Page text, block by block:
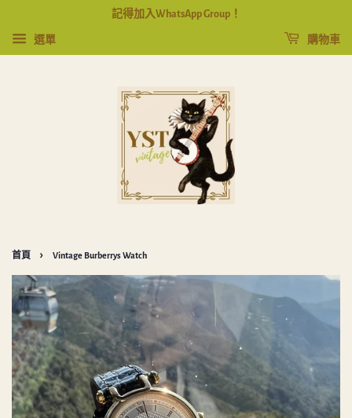
記得加入WhatsApp Group！
選單 購物車
首頁 › Vintage Burberrys Watch